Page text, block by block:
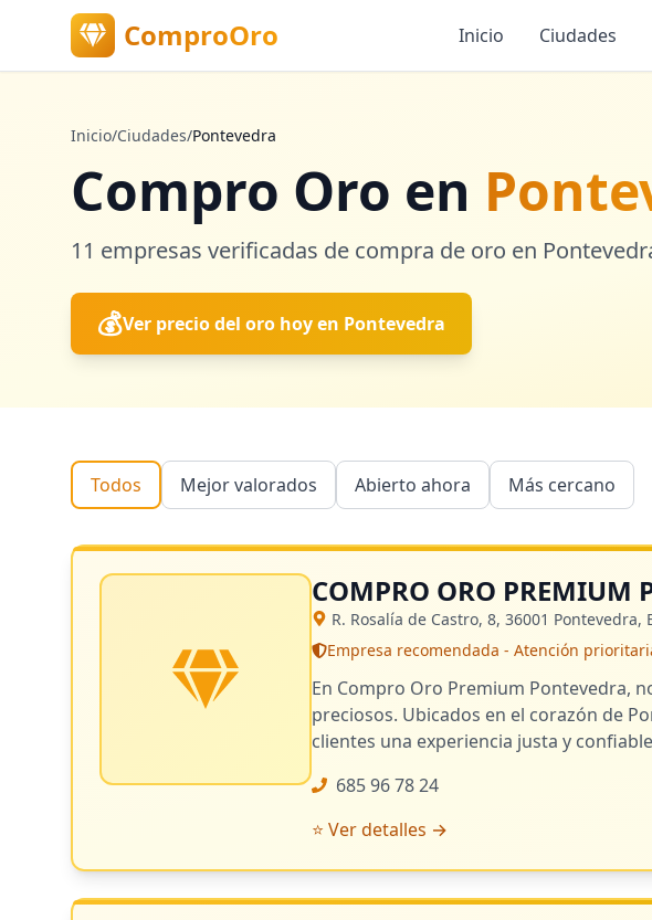
ComproOro Inicio Ciudades
Inicio/Ciudades/Pontevedra
Compro Oro en
11 empresas verificadas de compra de oro en
💰Ver precio del oro hoy en Pontevedra
Todos Mejor valorados Abierto ahora Más cercano
COMPRO ORO PREMIUM
R. Rosalía de Castro, 8, 36001 Pontevedra,
Empresa recomendada - Atención
En Compro Oro Premium Pontevedra,
preciosos. Ubicados en el corazón de
clientes una experiencia justa y
685 96 78 24
⭐ Ver detalles →